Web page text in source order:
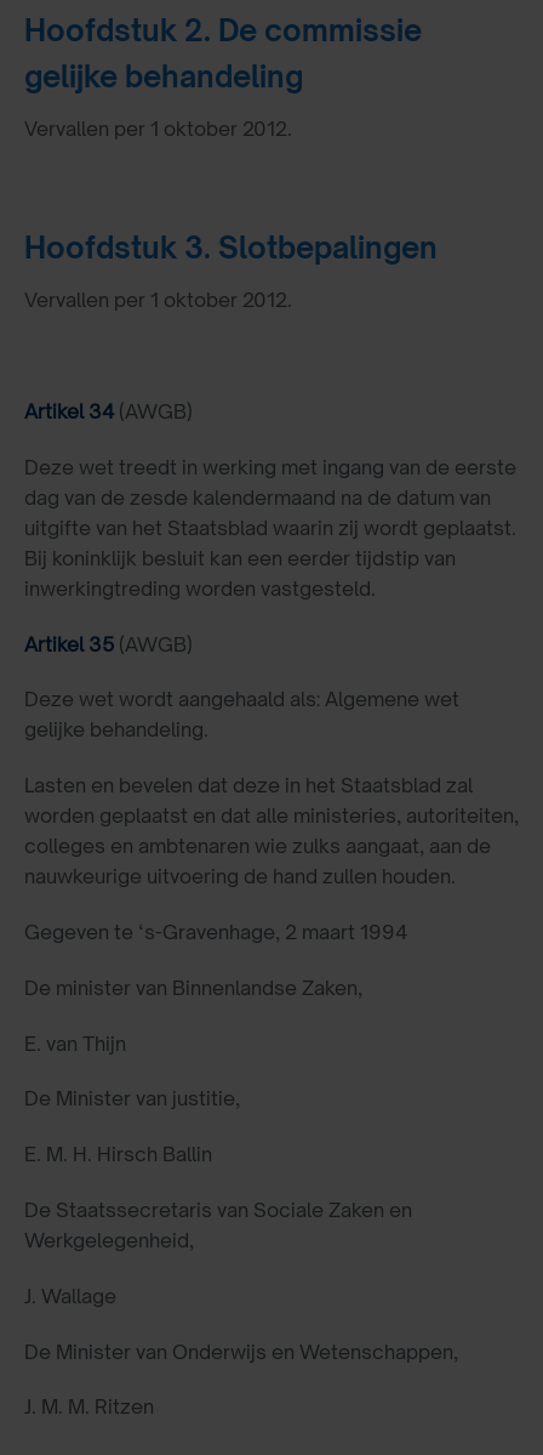
Hoofdstuk 2. De commissie
gelijke behandeling
Vervallen per 1 oktober 2012.
Hoofdstuk 3. Slotbepalingen
Vervallen per 1 oktober 2012.
Artikel 34(AWGB)
Deze wet treedt in werking met ingang van de eerste
dag van de zesde kalendermaand na de datum van
uitgifte van het Staatsblad waarin zij wordt geplaatst.
Bij koninklijk besluit kan een eerder tijdstip van
inwerkingtreding worden vastgesteld.
Artikel 35 (AWGB)
Deze wet wordt aangehaald als: Algemene wet
gelijke behandeling.
Lasten en bevelen dat deze in het Staatsblad zal
worden geplaatst en dat alle ministeries, autoriteiten,
colleges en ambtenaren wie zulks aangaat, aan de
nauwkeurige uitvoering de hand zullen houden.
Gegeven te ‘s-Gravenhage, 2 maart 1994
De minister van Binnenlandse Zaken,
E. van Thijn
De Minister van justitie,
E. M. H. Hirsch Ballin
De Staatssecretaris van Sociale Zaken en
Werkgelegenheid,
J. Wallage
De Minister van Onderwijs en Wetenschappen,
J. M. M. Ritzen